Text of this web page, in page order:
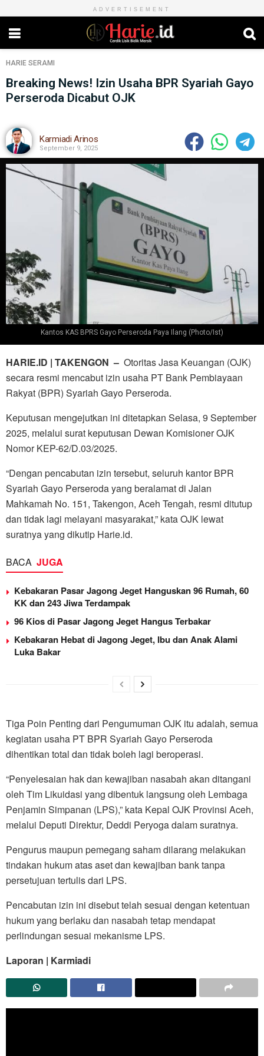
ADVERTISEMENT
HARIE SERAMI
Breaking News! Izin Usaha BPR Syariah Gayo
Perseroda Dicabut OJK
Karmiadi Arinos
September 9, 2025
Kantos KAS BPRS Gayo Perseroda Paya Ilang (Photo/Ist)
HARIE.ID | TAKENGON – Otoritas Jasa Keuangan (OJK)
secara resmi mencabut izin usaha PT Bank Pembiayaan
Rakyat (BPR) Syariah Gayo Perseroda.
Keputusan mengejutkan ini ditetapkan Selasa, 9 September
2025, melalui surat keputusan Dewan Komisioner OJK
Nomor KEP-62/D.03/2025.
“Dengan pencabutan izin tersebut, seluruh kantor BPR
Syariah Gayo Perseroda yang beralamat di Jalan
Mahkamah No. 151, Takengon, Aceh Tengah, resmi ditutup
dan tidak lagi melayani masyarakat,” kata OJK lewat
suratnya yang dikutip Harie.id.
BACA JUGA
Kebakaran Pasar Jagong Jeget Hanguskan 96 Rumah, 60
KK dan 243 Jiwa Terdampak
96 Kios di Pasar Jagong Jeget Hangus Terbakar
Kebakaran Hebat di Jagong Jeget, Ibu dan Anak Alami
Luka Bakar
Tiga Poin Penting dari Pengumuman OJK itu adalah, semua
kegiatan usaha PT BPR Syariah Gayo Perseroda
dihentikan total dan tidak boleh lagi beroperasi.
“Penyelesaian hak dan kewajiban nasabah akan ditangani
oleh Tim Likuidasi yang dibentuk langsung oleh Lembaga
Penjamin Simpanan (LPS),” kata Kepal OJK Provinsi Aceh,
melalui Deputi Direktur, Deddi Peryoga dalam suratnya.
Pengurus maupun pemegang saham dilarang melakukan
tindakan hukum atas aset dan kewajiban bank tanpa
persetujuan tertulis dari LPS.
Pencabutan izin ini disebut telah sesuai dengan ketentuan
hukum yang berlaku dan nasabah tetap mendapat
perlindungan sesuai mekanisme LPS.
Laporan | Karmiadi